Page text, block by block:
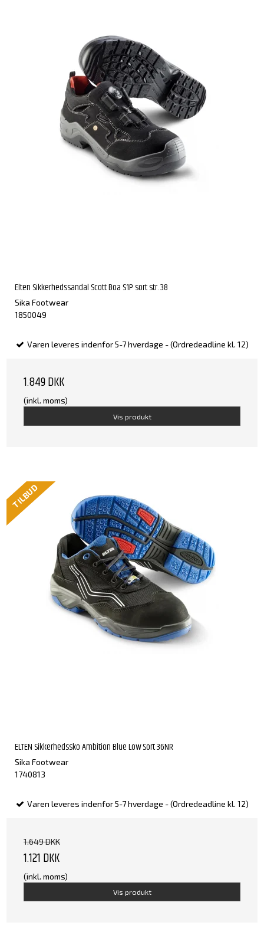
Elten Sikkerhedssandal Scott Boa S1P sort str. 38
Sika Footwear
1850049
Varen leveres indenfor 5-7 hverdage - (Ordredeadline kl. 12)
1.849 DKK
(inkl. moms)
Vis produkt
TILBUD
ELTEN Sikkerhedssko Ambition Blue Low Sort 36NR
Sika Footwear
1740813
Varen leveres indenfor 5-7 hverdage - (Ordredeadline kl. 12)
1.649 DKK
1.121 DKK
(inkl. moms)
Vis produkt